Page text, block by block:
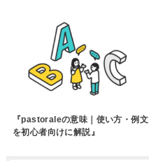
『pastoraleの意味｜使い方・例文
を初心者向けに解説』